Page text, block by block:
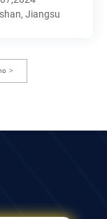
-------- GMMA-100L
Jiangsu